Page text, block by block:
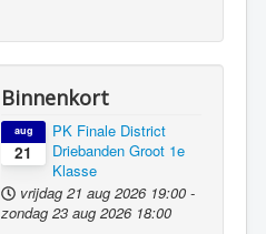
Binnenkort
21
aug
PK Finale District
Driebanden Groot 1e
Klasse
vrijdag 21 aug 2026 19:00 -
zondag 23 aug 2026 18:00